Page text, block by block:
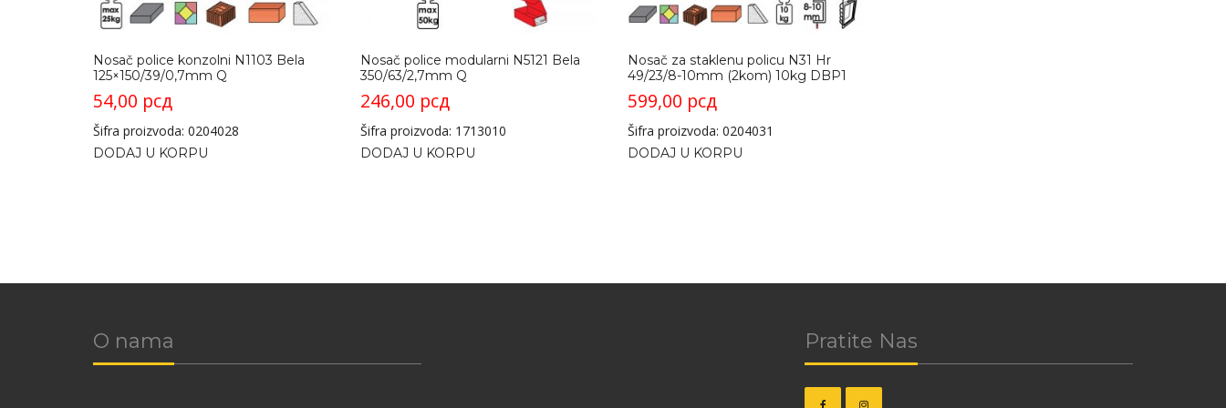
Nosač police konzolni N1103 Bela
125×150/39/0,7mm Q
54,00 рсд
Šifra proizvoda: 0204028
DODAJ U KORPU
Nosač police modularni N5121 Bela
350/63/2,7mm Q
246,00 рсд
Šifra proizvoda: 1713010
DODAJ U KORPU
Nosač za staklenu policu N31 Hr
49/23/8-10mm (2kom) 10kg DBP1
599,00 рсд
Šifra proizvoda: 0204031
DODAJ U KORPU
O nama Pratite Nas